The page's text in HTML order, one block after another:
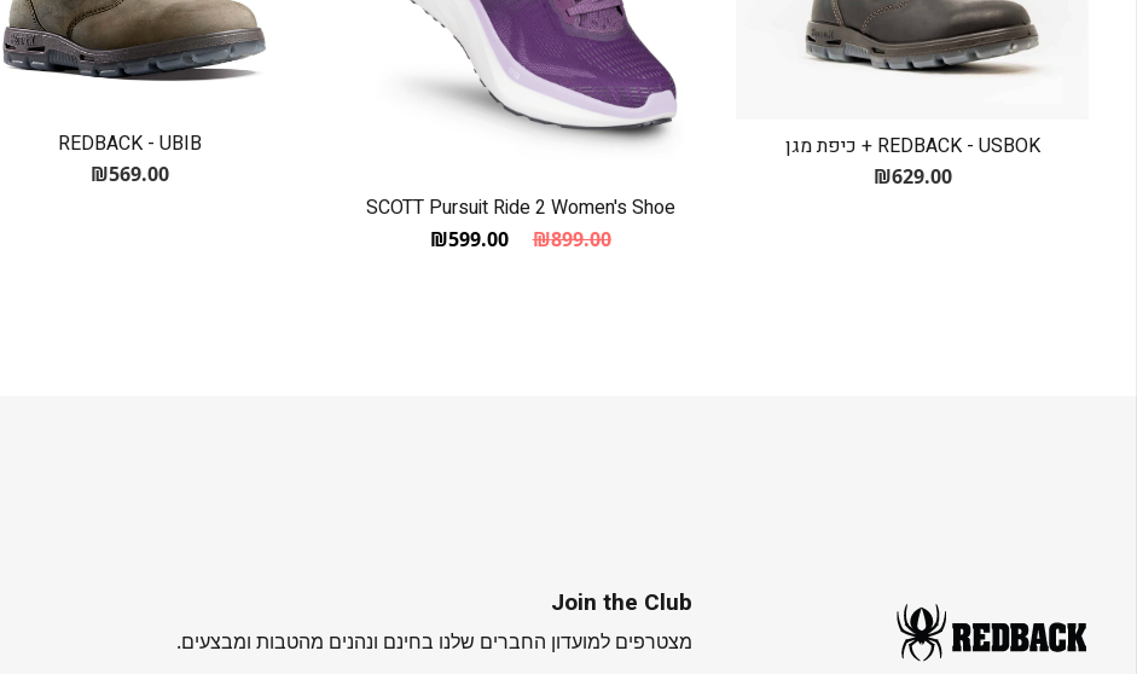
REDBACK - USBOK + כיפת מגן
₪629.00
SCOTT Pursuit Ride 2 Women's Shoe
₪899.00 המחיר המקורי היה: ₪899.00.
₪599.00
המחיר הנוכחי הוא: ₪599.00.
REDBACK - UBIB
₪569.00
Join the Club
מצטרפים למועדון החברים שלנו בחינם ונהנים מהטבות ומבצעים.